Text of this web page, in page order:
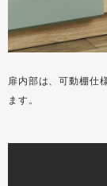
扉内部は、可動棚仕
ます。